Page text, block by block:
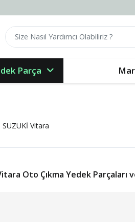
Parça
SUZUKİ Vitara
Oto Çıkma Yedek Parçaları